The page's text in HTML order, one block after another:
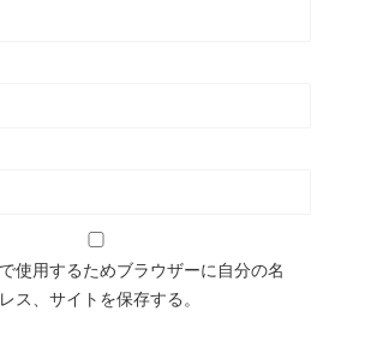
使用するためブラウザーに自分の名
ス、サイトを保存する。